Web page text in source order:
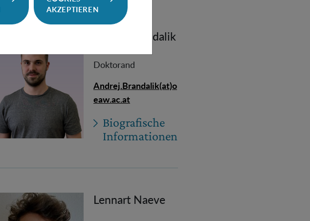
Andrej Brandalik
Doktorand
Andrej.Brandalik(at)o
eaw.ac.at
Biografische
Informationen
Lennart Naeve
AKZEPTIEREN